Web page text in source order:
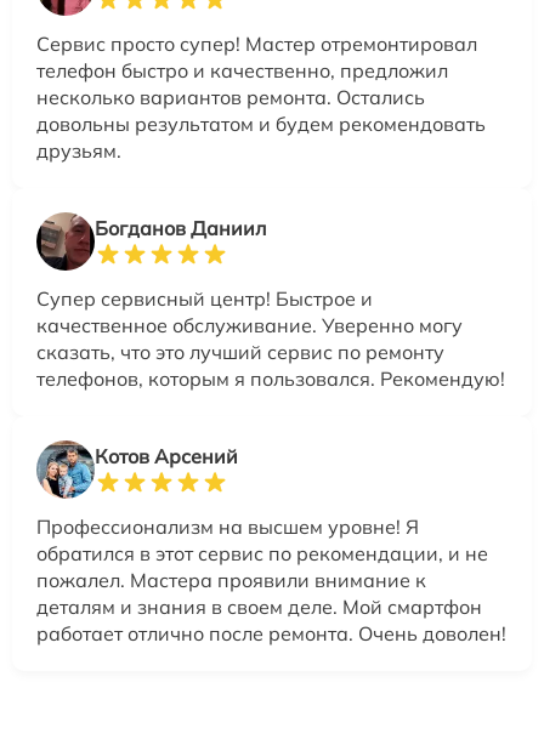
Сервис просто супер! Мастер отремонтировал
телефон быстро и качественно, предложил
несколько вариантов ремонта. Остались
довольны результатом и будем рекомендовать
друзьям.
Богданов Даниил
Супер сервисный центр! Быстрое и
качественное обслуживание. Уверенно могу
сказать, что это лучший сервис по ремонту
телефонов, которым я пользовался. Рекомендую!
Котов Арсений
Профессионализм на высшем уровне! Я
обратился в этот сервис по рекомендации, и не
пожалел. Мастера проявили внимание к
деталям и знания в своем деле. Мой смартфон
работает отлично после ремонта. Очень доволен!